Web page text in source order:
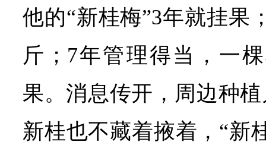
他的“新桂梅”3年就挂果
斤；7年管理得当，一
果。消息传开，周边种
新桂也不藏着掖着，“新